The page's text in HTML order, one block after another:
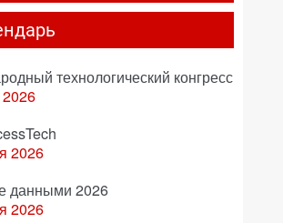
технологический конгресс
2026
данными 2026
2026